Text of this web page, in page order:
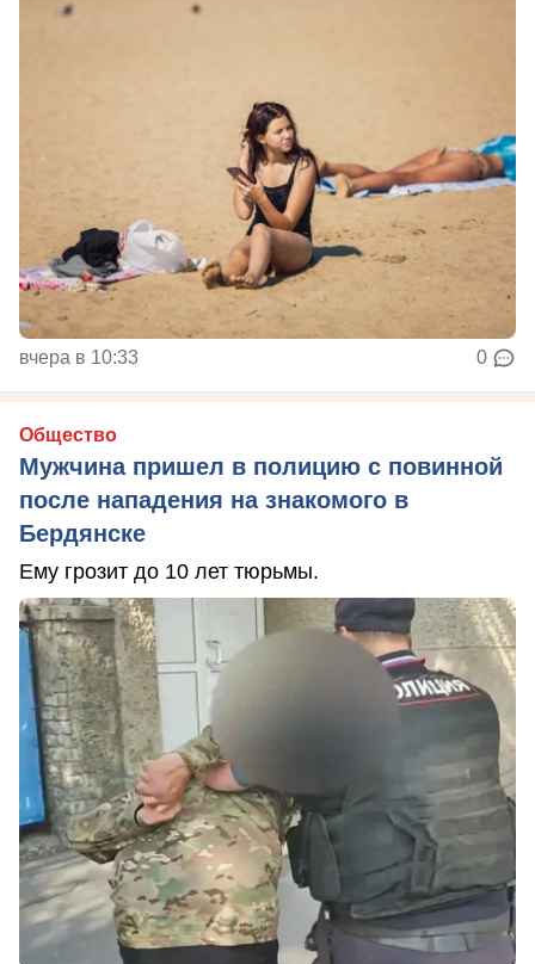
вчера в 10:33 0
Общество
Мужчина пришел в полицию с повинной
после нападения на знакомого в
Бердянске
Ему грозит до 10 лет тюрьмы.